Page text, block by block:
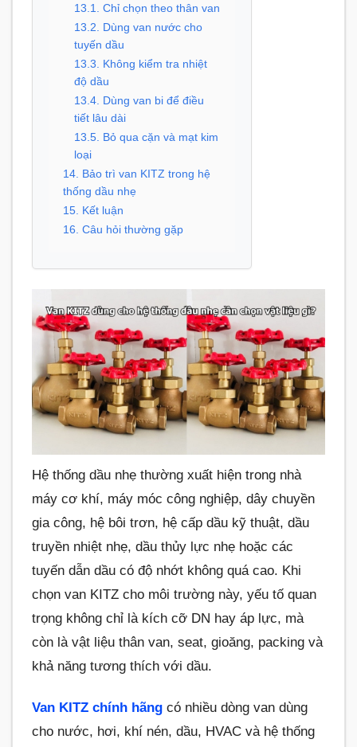
13.1. Chỉ chọn theo thân van
13.2. Dùng van nước cho
tuyến dầu
13.3. Không kiểm tra nhiệt
độ dầu
13.4. Dùng van bi để điều
tiết lâu dài
13.5. Bỏ qua cặn và mạt kim
loại
14. Bảo trì van KITZ trong hệ
thống dầu nhẹ
15. Kết luận
16. Câu hỏi thường gặp
Hệ thống dầu nhẹ thường xuất hiện trong nhà
máy cơ khí, máy móc công nghiệp, dây chuyền
gia công, hệ bôi trơn, hệ cấp dầu kỹ thuật, dầu
truyền nhiệt nhẹ, dầu thủy lực nhẹ hoặc các
tuyến dẫn dầu có độ nhớt không quá cao. Khi
chọn van KITZ cho môi trường này, yếu tố quan
trọng không chỉ là kích cỡ DN hay áp lực, mà
còn là vật liệu thân van, seat, gioăng, packing và
khả năng tương thích với dầu.
Van KITZ chính hãngcó nhiều dòng van dùng
cho nước, hơi, khí nén, dầu, HVAC và hệ thống